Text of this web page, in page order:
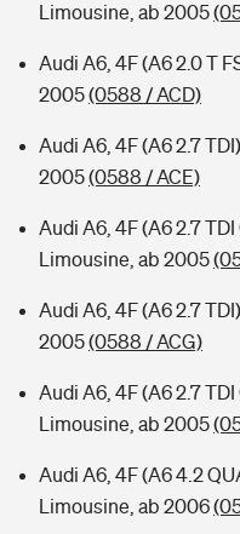
Limousine, ab 2005
Audi A6, 4F (A6 2.0 T
2005(0588 / ACD)
Audi A6, 4F (A6 2.7
2005(0588 / ACE)
Audi A6, 4F (A6 2.7 TDI
Limousine, ab 2005
Audi A6, 4F (A6 2.7
2005(0588 / ACG)
Audi A6, 4F (A6 2.7 TDI
Limousine, ab 2005
Audi A6, 4F (A6 4.2
Limousine, ab 2006